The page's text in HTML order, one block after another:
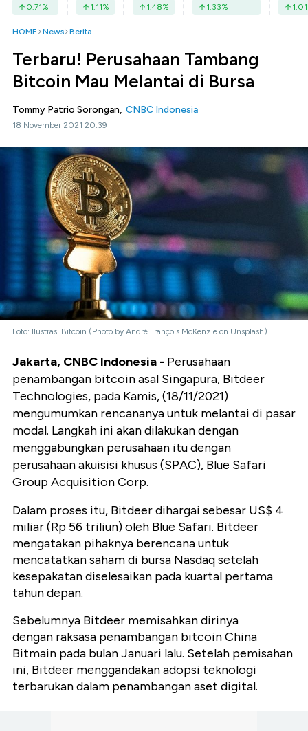
0.71% 1.11% 1.48% 1.33% 1.01
HOME News Berita
Terbaru! Perusahaan Tambang
Bitcoin Mau Melantai di Bursa
Tommy Patrio Sorongan, CNBC Indonesia
18 November 2021 20:39
Foto: Ilustrasi Bitcoin (Photo by André François McKenzie on Unsplash)
Jakarta, CNBC Indonesia - Perusahaan
penambangan bitcoin asal Singapura, Bitdeer
Technologies, pada Kamis, (18/11/2021)
mengumumkan rencananya untuk melantai di pasar
modal. Langkah ini akan dilakukan dengan
menggabungkan perusahaan itu dengan
perusahaan akuisisi khusus (SPAC), Blue Safari
Group Acquisition Corp.
Dalam proses itu, Bitdeer dihargai sebesar US$ 4
miliar (Rp 56 triliun) oleh Blue Safari. Bitdeer
mengatakan pihaknya berencana untuk
mencatatkan saham di bursa Nasdaq setelah
kesepakatan diselesaikan pada kuartal pertama
tahun depan.
Sebelumnya Bitdeer memisahkan dirinya
dengan raksasa penambangan bitcoin China
Bitmain pada bulan Januari lalu. Setelah pemisahan
ini, Bitdeer menggandakan adopsi teknologi
terbarukan dalam penambangan aset digital.